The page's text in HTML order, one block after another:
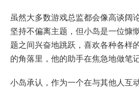
虽然大多数游戏总监都会像高谈阔
坚持不偏离主题，但小岛是一位慷
题之间兴奋地跳跃，喜欢各种各样
的角落里，他的助手在焦急地做笔记
小岛承认，作为一个在与其他人互